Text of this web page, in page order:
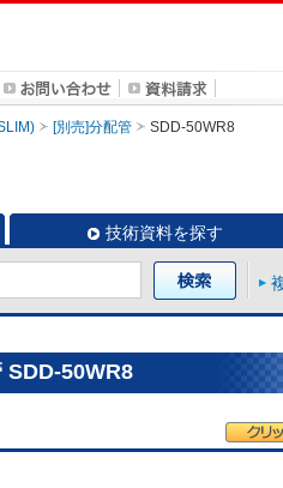
[別売]分配管 SDD-50WR8
技術資料を探す
SDD-50WR8